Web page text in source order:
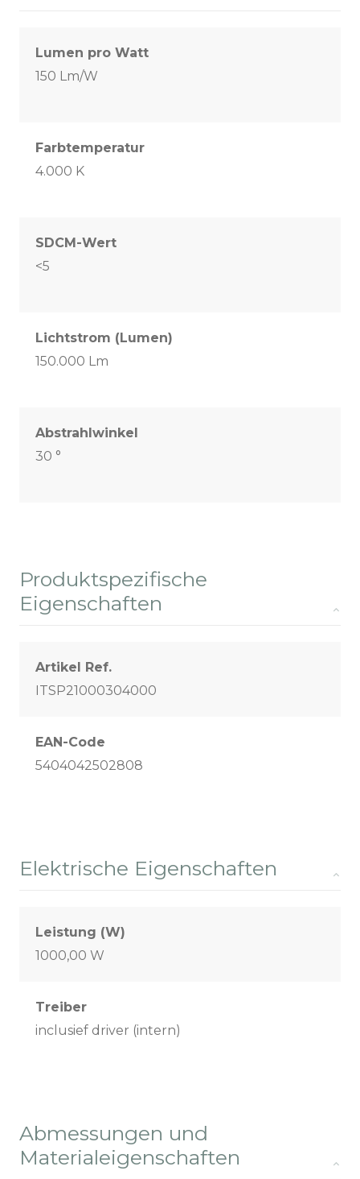
Lumen pro Watt
150 Lm/W
Farbtemperatur
4.000 K
SDCM-Wert
<5
Lichtstrom (Lumen)
150.000 Lm
Abstrahlwinkel
30 °
Produktspezifische
Eigenschaften
Artikel Ref.
ITSP21000304000
EAN-Code
5404042502808
Elektrische Eigenschaften
Leistung (W)
1000,00 W
Treiber
inclusief driver (intern)
Abmessungen und
Materialeigenschaften